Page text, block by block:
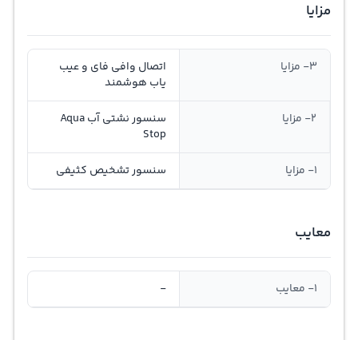
مزایا
3- مزایا
اتصال وافی فای و عیب
یاب هوشمند
2- مزایا
سنسور نشتی آب Aqua
Stop
1- مزایا سنسور تشخیص کثیفی
معایب
1- معایب -